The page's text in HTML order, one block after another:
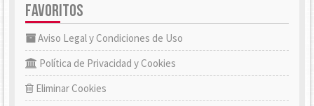
FAVORITOS
Aviso Legal y Condiciones de Uso
Política de Privacidad y Cookies
Eliminar Cookies